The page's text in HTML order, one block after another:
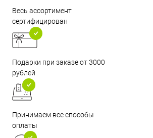
Весь ассортимент
сертифицирован
Подарки при заказе от 3000
рублей
Принимаем все способы
оплаты